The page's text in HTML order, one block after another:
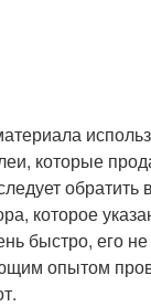
которые
обратить
которое
быстро, его
опытом